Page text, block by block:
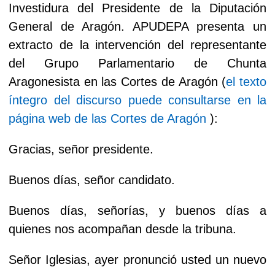
Investidura del Presidente de la Diputación
General de Aragón. APUDEPA presenta un
extracto de la intervención del representante
del Grupo Parlamentario de Chunta
Aragonesista en las Cortes de Aragón (el texto
íntegro del discurso puede consultarse en la
página web de las Cortes de Aragón ):
Gracias, señor presidente.
Buenos días, señor candidato.
Buenos días, señorías, y buenos días a
quienes nos acompañan desde la tribuna.
Señor Iglesias, ayer pronunció usted un nuevo